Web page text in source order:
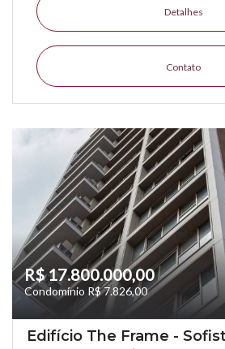
Detalhes
Contato
R$ 17.800.000,00
Condomínio R$ 7.826,00
Edifício The Frame -